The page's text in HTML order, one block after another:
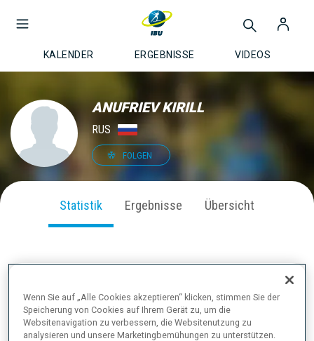
KALENDER ERGEBNISSE VIDEOS
ANUFRIEV KIRILL
RUS
FOLGEN
Statistik Ergebnisse Übersicht
Wenn Sie auf „Alle Cookies akzeptieren“ klicken, stimmen Sie der
Speicherung von Cookies auf Ihrem Gerät zu, um die
Websitenavigation zu verbessern, die Websitenutzung zu
analysieren und unsere Marketingbemühungen zu unterstützen.